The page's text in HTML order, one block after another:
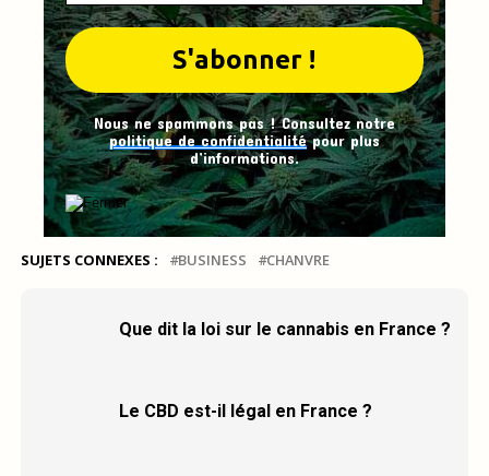
Nous ne spammons pas ! Consultez notre
politique de confidentialitépour plus
d’informations.
SUJETS CONNEXES : BUSINESS CHANVRE
Que dit la loi sur le cannabis en France ?
Le CBD est-il légal en France ?